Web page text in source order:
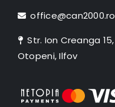
office@can2000.ro
Str. Ion Creanga 15,
Otopeni, Ilfov